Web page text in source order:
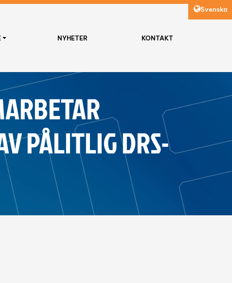
Svenska
NYHETER KONTAKT
PÅLITLIG DRS-